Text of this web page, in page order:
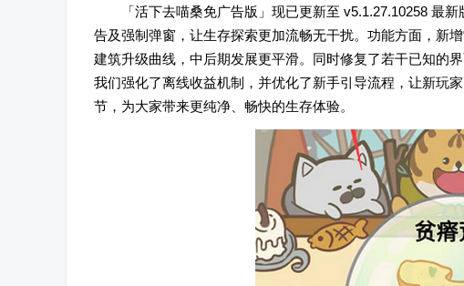
「活下去喵桑免广告版」现已更新至 v5.1.27.10258 最
告及强制弹窗，让生存探索更加流畅无干扰。功能方面，新
建筑升级曲线，中后期发展更平滑。同时修复了若干已知的
我们强化了离线收益机制，并优化了新手引导流程，让新玩
节，为大家带来更纯净、畅快的生存体验。